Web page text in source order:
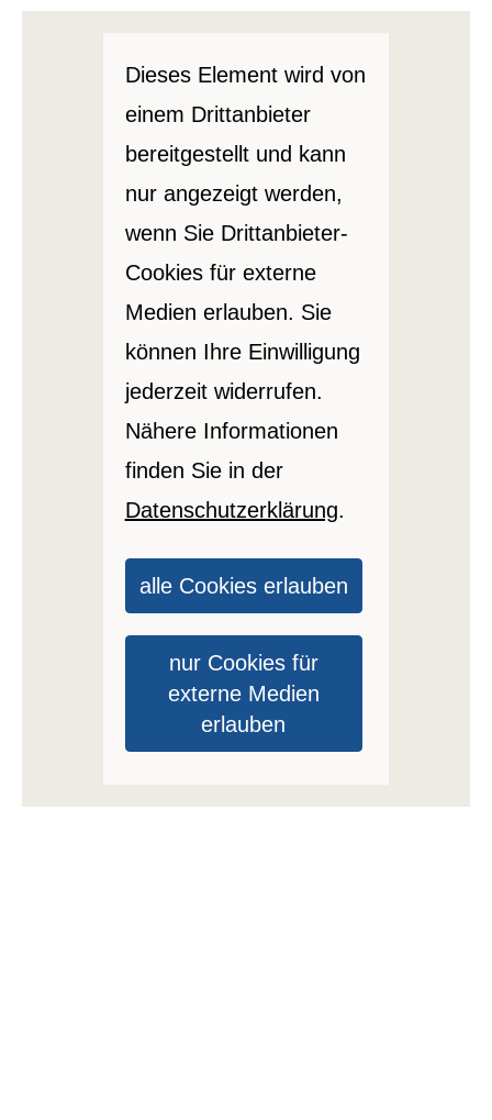
Dieses Element wird von
einem Drittanbieter
bereitgestellt und kann
nur angezeigt werden,
wenn Sie Drittanbieter-
Cookies für externe
Medien erlauben. Sie
können Ihre Einwilligung
jederzeit widerrufen.
Nähere Informationen
finden Sie in der
Datenschutzerklärung.
alle Cookies erlauben
nur Cookies für
externe Medien
erlauben